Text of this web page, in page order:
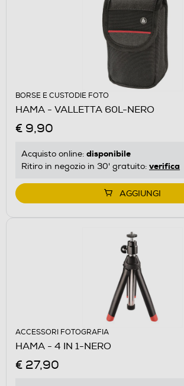
BORSE E CUSTODIE FOTO
HAMA - VALLETTA 60L-NERO
€ 9,90
Acquisto online: disponibile
Ritiro in negozio in 30' gratuito: verifica
AGGIUNGI
ACCESSORI FOTOGRAFIA
HAMA - 4 IN 1-NERO
€ 27,90